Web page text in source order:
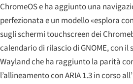
ChromeOS e ha aggiunto una
perfezionata e un modello «esplora
sugli schermi touchscreen dei
calendario di rilascio di GNOME, con
Wayland che ha raggiunto la parità
l’allineamento con ARIA 1.3 in corso